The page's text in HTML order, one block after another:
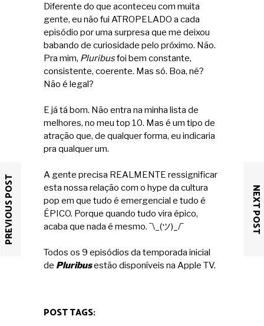
Diferente do que aconteceu com muita
gente, eu não fui ATROPELADO a cada
episódio por uma surpresa que me deixou
babando de curiosidade pelo próximo. Não.
Pra mim, Pluribusfoi bem constante,
consistente, coerente. Mas só. Boa, né?
Não é legal?
E já tá bom. Não entra na minha lista de
melhores, no meu top 10. Mas é um tipo de
atração que, de qualquer forma, eu indicaria
pra qualquer um.
A gente precisa REALMENTE ressignificar
esta nossa relação com o hype da cultura
pop em que tudo é emergencial e tudo é
ÉPICO. Porque quando tudo vira épico,
acaba que nada é mesmo. ¯\_(ツ)_/¯
Todos os 9 episódios da temporada inicial
de Pluribusestão disponíveis na Apple TV.
POST TAGS:
PREVIOUS POST NEXT POST